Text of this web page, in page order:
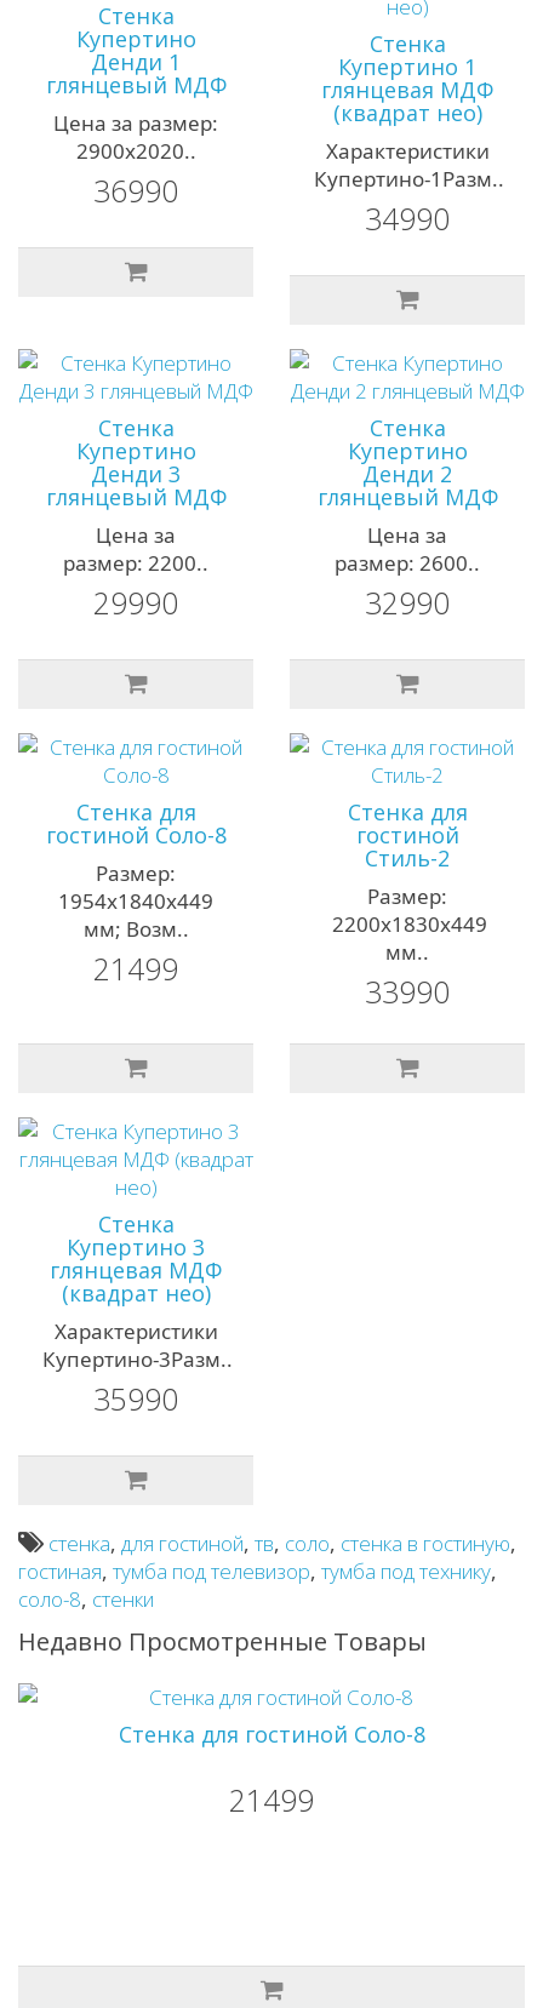
Стенка
Купертино
Денди 1
глянцевый МДФ
Цена за размер:
2900х2020..
36990
Стенка
Купертино 1
глянцевая МДФ
(квадрат нео)
Характеристики
Купертино-1Разм..
34990
Стенка
Купертино
Денди 3
глянцевый МДФ
Цена за
размер: 2200..
29990
Стенка
Купертино
Денди 2
глянцевый МДФ
Цена за
размер: 2600..
32990
Стенка для
гостиной Соло-8
Размер:
1954х1840х449
мм; Возм..
21499
Стенка для
гостиной
Стиль-2
Размер:
2200х1830х449
мм..
33990
Стенка
Купертино 3
глянцевая МДФ
(квадрат нео)
Характеристики
Купертино-3Разм..
35990
стенка, для гостиной, тв, соло, стенка в гостиную,
гостиная, тумба под телевизор, тумба под технику,
соло-8, стенки
Недавно Просмотренные Товары
Стенка для гостиной Соло-8
21499